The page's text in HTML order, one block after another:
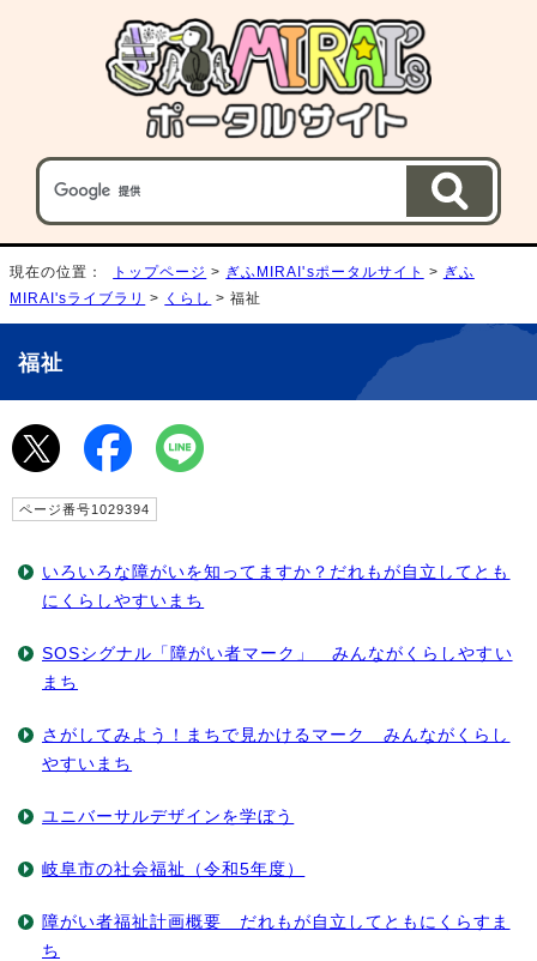
現在の位置： トップページ > ぎふMIRAI'sポータルサイト > ぎふ
MIRAI'sライブラリ > くらし > 福祉
福祉
ページ番号1029394
いろいろな障がいを知ってますか？だれもが自立してとも
にくらしやすいまち
SOSシグナル「障がい者マーク」 みんながくらしやすい
まち
さがしてみよう！まちで見かけるマーク みんながくらし
やすいまち
ユニバーサルデザインを学ぼう
岐阜市の社会福祉（令和5年度）
障がい者福祉計画概要 だれもが自立してともにくらすま
ち